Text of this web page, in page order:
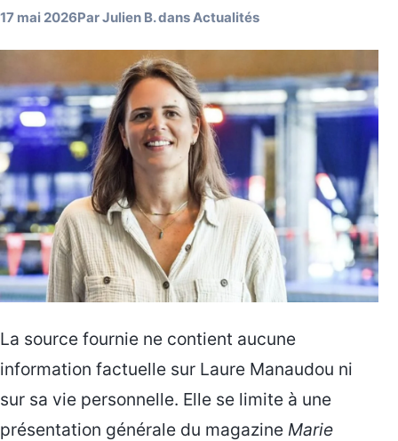
17 mai 2026ParJulien B.dansActualités
La source fournie ne contient aucune
information factuelle sur Laure Manaudou ni
sur sa vie personnelle. Elle se limite à une
présentation générale du magazine Marie